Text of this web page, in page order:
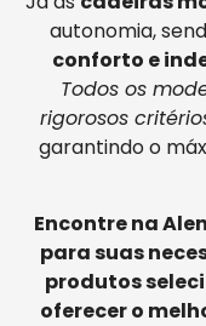
autonomia,
conforto e
Todos os
rigorosos
garantindo o
Encontre na
para suas
produtos
oferecer o